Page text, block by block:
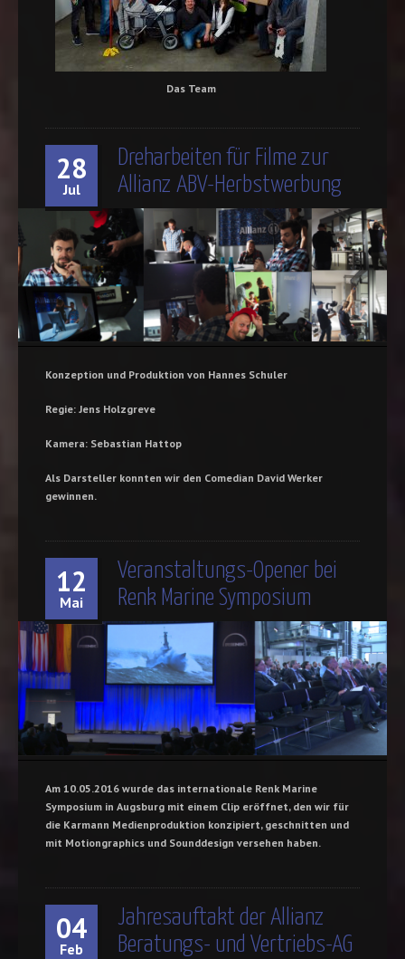
Das Team
28
Jul
Dreharbeiten für Filme zur
Allianz ABV-Herbstwerbung
Konzeption und Produktion von Hannes Schuler
Regie: Jens Holzgreve
Kamera: Sebastian Hattop
Als Darsteller konnten wir den Comedian David Werker
gewinnen.
12
Mai
Veranstaltungs-Opener bei
Renk Marine Symposium
Am 10.05.2016 wurde das internationale Renk Marine
Symposium in Augsburg mit einem Clip eröffnet, den wir für
die Karmann Medienproduktion konzipiert, geschnitten und
mit Motiongraphics und Sounddesign versehen haben.
04
Feb
Jahresauftakt der Allianz
Beratungs- und Vertriebs-AG